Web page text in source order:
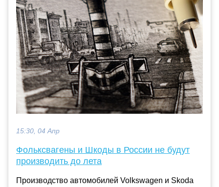
15:30, 04 Апр
Фольксвагены и Шкоды в России не будут
производить до лета
Производство автомобилей Volkswagen и Skoda